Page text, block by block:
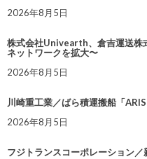
2026年8月5日
株式会社Univearth、倉吉運送株
ネットワークを拡大〜
2026年8月5日
川崎重工業／ばら積運搬船「
2026年8月5日
フジトランスコーポレーション